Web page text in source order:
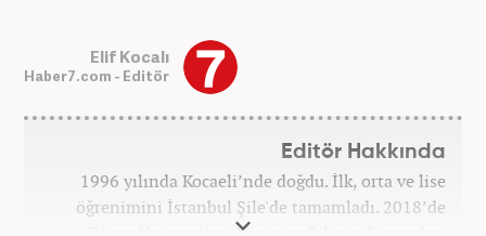
Elif Kocalı
Haber7.com - Editör
Editör Hakkında
1996 yılında Kocaeli’nde doğdu. İlk, orta ve lise
öğrenimini İstanbul Şile'de tamamladı. 2018’de